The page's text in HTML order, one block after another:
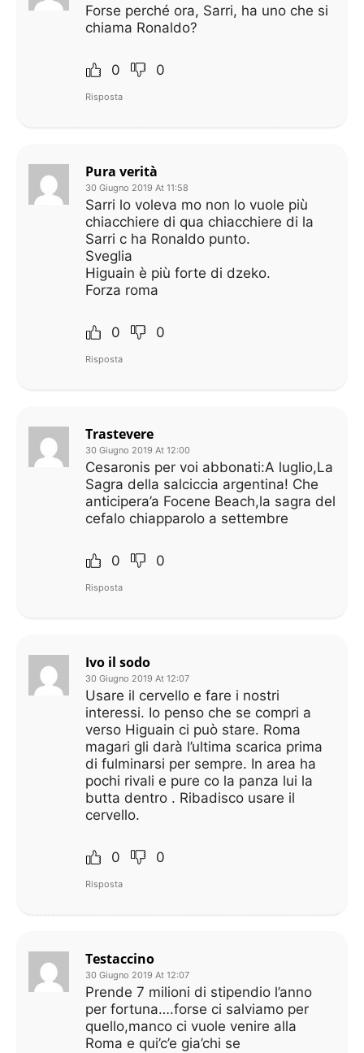
Forse perché ora, Sarri, ha uno che si
chiama Ronaldo?
0 0
Risposta
Pura verità
30 Giugno 2019 At 11:58
Sarri lo voleva mo non lo vuole più
chiacchiere di qua chiacchiere di la
Sarri c ha Ronaldo punto.
Sveglia
Higuain è più forte di dzeko.
Forza roma
0 0
Risposta
Trastevere
30 Giugno 2019 At 12:00
Cesaronis per voi abbonati:A luglio,La
Sagra della salciccia argentina! Che
anticipera’a Focene Beach,la sagra del
cefalo chiapparolo a settembre
0 0
Risposta
Ivo il sodo
30 Giugno 2019 At 12:07
Usare il cervello e fare i nostri
interessi. Io penso che se compri a
verso Higuain ci può stare. Roma
magari gli darà l’ultima scarica prima
di fulminarsi per sempre. In area ha
pochi rivali e pure co la panza lui la
butta dentro . Ribadisco usare il
cervello.
0 0
Risposta
Testaccino
30 Giugno 2019 At 12:07
Prende 7 milioni di stipendio l’anno
per fortuna….forse ci salviamo per
quello,manco ci vuole venire alla
Roma e qui’c’e gia’chi se